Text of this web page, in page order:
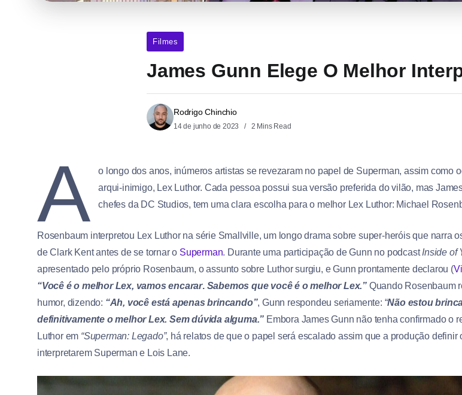
Filmes
James Gunn Elege O Melhor
Rodrigo Chinchio
14 de junho de 2023 2 Mins Read
A
o longo dos anos, inúmeros artistas se revezaram no papel de Superman, assim como
arqui-inimigo, Lex Luthor. Cada pessoa possui sua versão preferida do vilão, mas
chefes da DC Studios, tem uma clara escolha para o melhor Lex Luthor: Michael
Rosenbaum interpretou Lex Luthor na série Smallville, um longo drama sobre super-heróis que narra
de Clark Kent antes de se tornar o Superman. Durante uma participação de Gunn no podcastInside of
apresentado pelo próprio Rosenbaum, o assunto sobre Luthor surgiu, e Gunn prontamente declarou (
“Você é o melhor Lex, vamos encarar.Sabemos que você é o melhor Lex.” Quando Rosenbaum
humor, dizendo: “Ah, você está apenas brincando”, Gunn respondeu seriamente: “Não estou
definitivamente o melhor Lex. Sem dúvida alguma.” Embora James Gunn não tenha confirmado o
Luthor em “Superman: Legado”, há relatos de que o papel será escalado assim que a produção definir
interpretarem Superman e Lois Lane.